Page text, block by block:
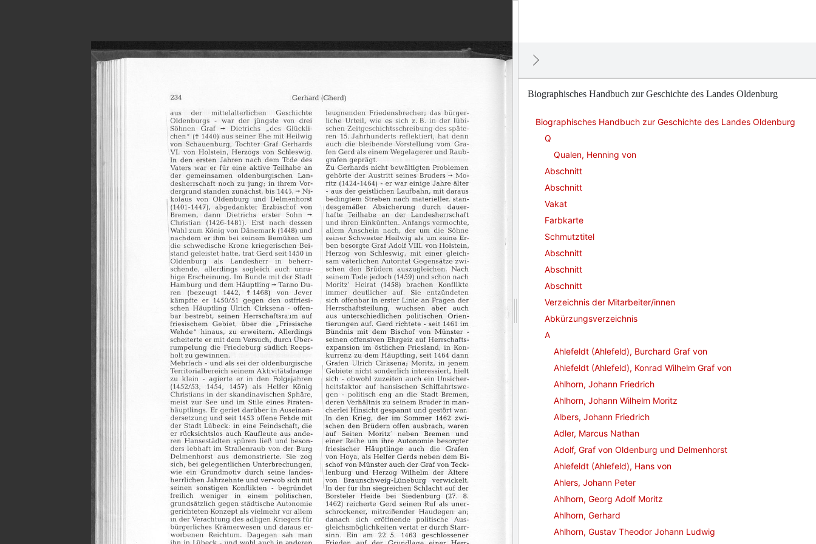
Biographisches Handbuch zur Geschichte des Landes Oldenburg
Biographisches Handbuch zur Geschichte des Landes Oldenburg
Q
Qualen, Henning von
Abschnitt
Abschnitt
Vakat
Farbkarte
Schmutztitel
Abschnitt
Abschnitt
Abschnitt
Verzeichnis der Mitarbeiter/innen
Abkürzungsverzeichnis
A
Ahlefeldt (Ahlefeld), Burchard Graf von
Ahlefeldt (Ahlefeld), Konrad Wilhelm Graf von
Ahlhorn, Johann Friedrich
Ahlhorn, Johann Wilhelm Moritz
Albers, Johann Friedrich
Adler, Marcus Nathan
Adolf, Graf von Oldenburg und Delmenhorst
Ahlefeldt (Ahlefeld), Hans von
Ahlers, Johann Peter
Ahlhorn, Georg Adolf Moritz
Ahlhorn, Gerhard
Ahlhorn, Gustav Theodor Johann Ludwig